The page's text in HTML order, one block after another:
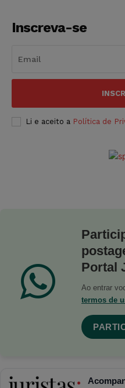
Inscreva-se
Li e aceito a Política de
Portal
Ao entrar
termos de